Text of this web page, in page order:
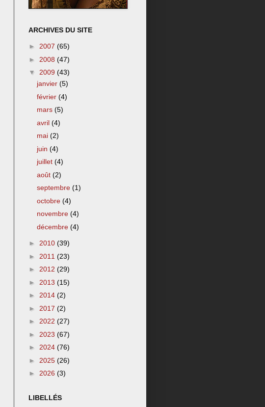
ARCHIVES DU SITE
► 2007 (65)
► 2008 (47)
▼ 2009 (43)
janvier (5)
février (4)
mars (5)
avril (4)
mai (2)
juin (4)
juillet (4)
août (2)
septembre (1)
octobre (4)
novembre (4)
décembre (4)
► 2010 (39)
► 2011 (23)
► 2012 (29)
► 2013 (15)
► 2014 (2)
► 2017 (2)
► 2022 (27)
► 2023 (67)
► 2024 (76)
► 2025 (26)
► 2026 (3)
LIBELLÉS